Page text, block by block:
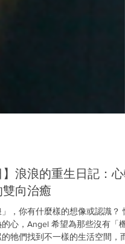
浪浪的重生日記：心
向治癒